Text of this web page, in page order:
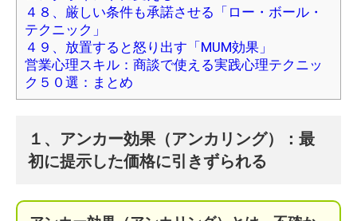
４８、厳しい条件も承諾させる「ロー・ボール・
テクニック」
４９、放置すると怒り出す「MUM効果」
営業心理スキル：商談で使える実践心理テクニッ
ク５０選：まとめ
１、アンカー効果（アンカリング）：最
初に提示した価格に引きずられる